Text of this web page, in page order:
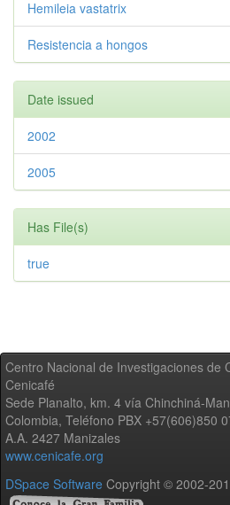
Hemileia vastatrix
Resistencia a hongos
Date issued
2002
2005
Has File(s)
true
Centro Nacional de Investigaciones de
Cenicafé
Sede Planalto, km. 4 vía Chinchiná-
Colombia, Teléfono PBX +57(606)850
A.A. 2427 Manizales
www.cenicafe.org
DSpace Software Copyright © 2002-